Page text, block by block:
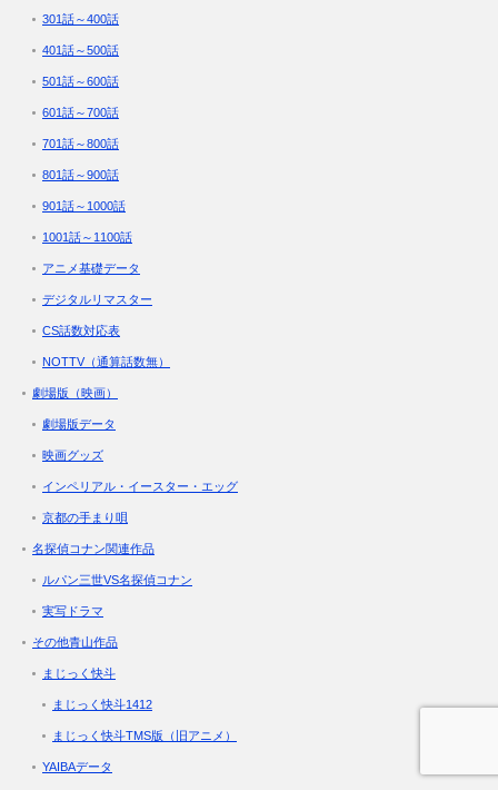
301話～400話
401話～500話
501話～600話
601話～700話
701話～800話
801話～900話
901話～1000話
1001話～1100話
アニメ基礎データ
デジタルリマスター
CS話数対応表
NOTTV（通算話数無）
劇場版（映画）
劇場版データ
映画グッズ
インペリアル・イースター・エッグ
京都の手まり唄
名探偵コナン関連作品
ルパン三世VS名探偵コナン
実写ドラマ
その他青山作品
まじっく快斗
まじっく快斗1412
まじっく快斗TMS版（旧アニメ）
YAIBAデータ